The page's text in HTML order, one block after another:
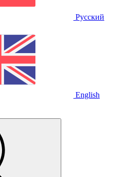
Русский
English